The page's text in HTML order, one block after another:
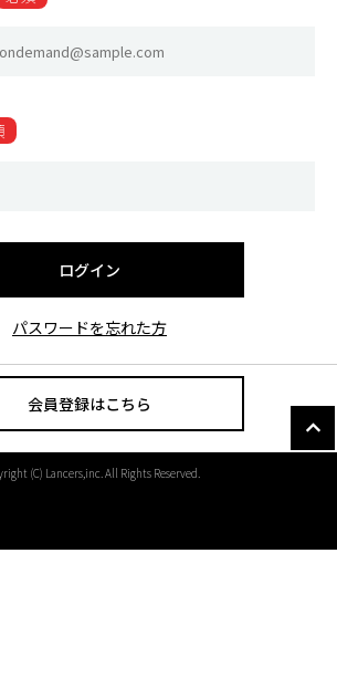
パスワードを忘れた方
会員登録はこちら
(C) Lancers,inc. All Rights Reserved.